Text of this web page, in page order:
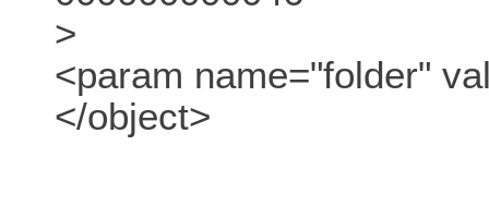
>
<param name="folder"
</object>